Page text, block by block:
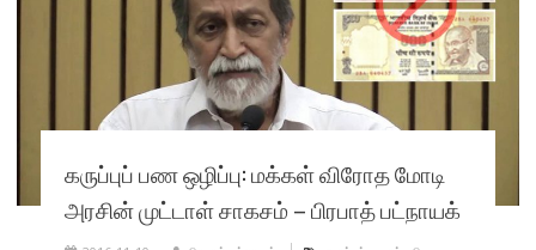
கருப்புப் பண ஒழிப்பு: மக்கள் விரோத மோடி
அரசின் முட்டாள் சாகசம் – பிரபாத் பட்நாயக்